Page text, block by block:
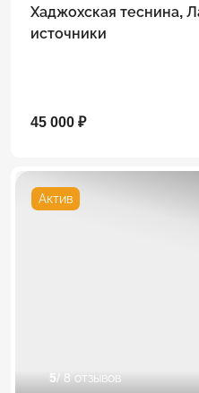
Хаджохская теснина,
источники
45 000 ₽
Актив
5/ 8 отзывов